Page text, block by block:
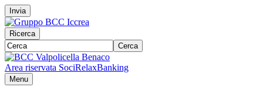
Invia
Ricerca
Cerca
Area riservata SociRelaxBanking
Menu